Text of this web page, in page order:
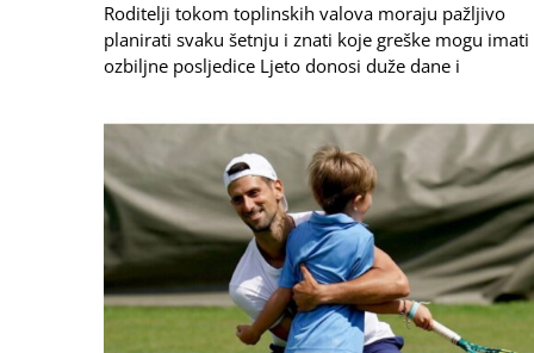
Roditelji tokom toplinskih valova moraju pažljivo
planirati svaku šetnju i znati koje greške mogu imati
ozbiljne posljedice Ljeto donosi duže dane i